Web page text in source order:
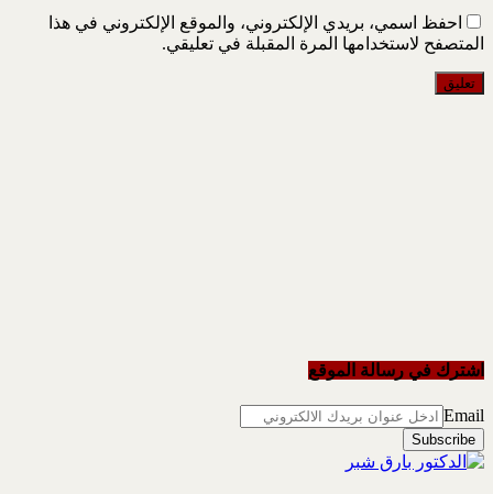
احفظ اسمي، بريدي الإلكتروني، والموقع الإلكتروني في هذا
المتصفح لاستخدامها المرة المقبلة في تعليقي.
اشترك في رسالة الموقع
Email